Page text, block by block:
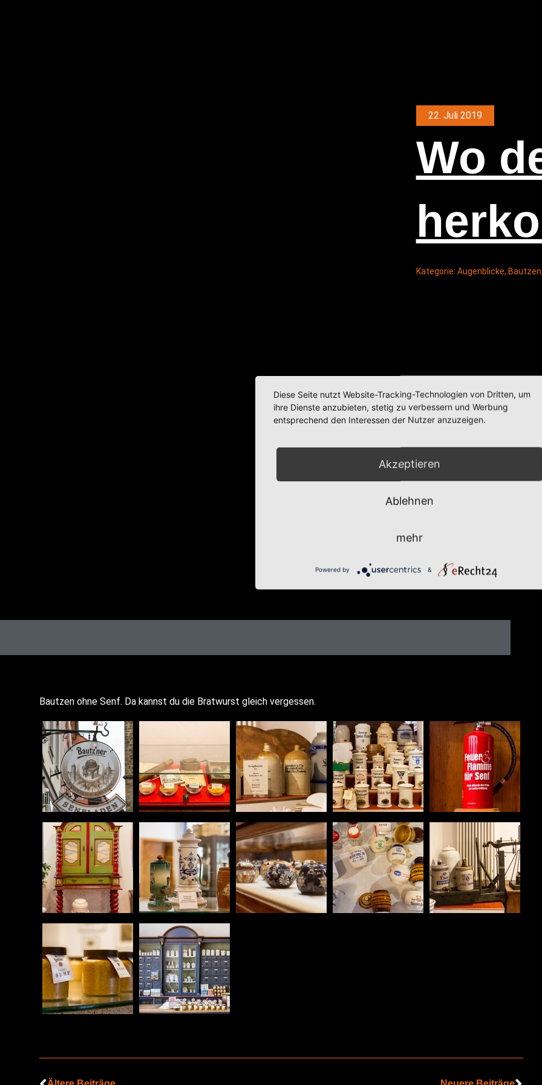
22. Juli 2019
Wo
Kategorie: Augenblicke, Bautzen,
Baut­zen ohne Senf. Da kannst du die Brat­wurst gleich vergessen.
Diese Seite nutzt Website-Tracking-Technologien von Dritten, um
ihre Dienste anzubieten, stetig zu verbessern und Werbung
entsprechend den Interessen der Nutzer anzuzeigen.
Akzeptieren
Ablehnen
mehr
Powered by &